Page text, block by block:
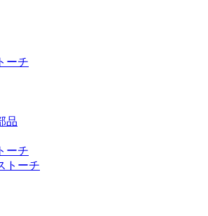
ーチ
品
ーチ
トーチ